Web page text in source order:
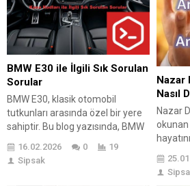
önemi
ve
BMW E30 ile İlgili Sık Sorulan
Sorular
BMW E30, klasik otomobil
tutkunları arasında özel bir yere
sahiptir. Bu blog yazısında, BMW
gerekenler detaylı bir şekilde ele
alınmaktadır. Aracın özellikleri ve
16.02.2026 0
19
Sipsak
Nazar
Nasıl
Nazar
okunan
ele